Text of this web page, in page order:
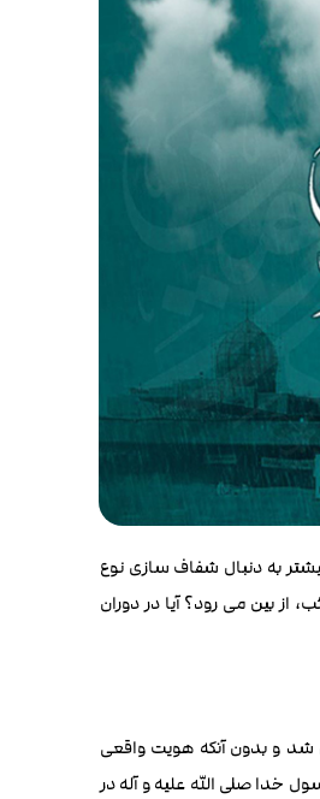
به دنبال شفاف سازی نوع
از بین می رود؟ آیا در دوران
شد و بدون آنکه هویت واقعی
خدا صلی الله علیه و آله در